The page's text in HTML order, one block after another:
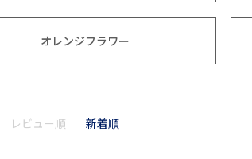
オレンジフラワー
レビュー順 新着順